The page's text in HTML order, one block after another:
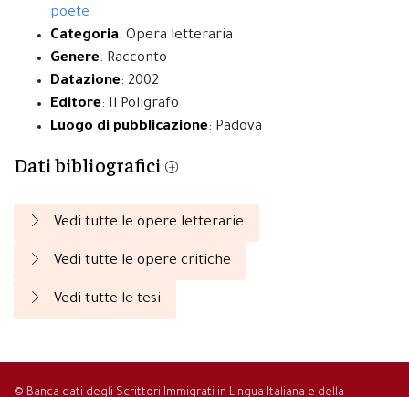
poete
Categoria: Opera letteraria
Genere: Racconto
Datazione: 2002
Editore: Il Poligrafo
Luogo di pubblicazione: Padova
Dati bibliografici
Vedi tutte le opere letterarie
Vedi tutte le opere critiche
Vedi tutte le tesi
© Banca dati degli Scrittori Immigrati in Lingua Italiana e della